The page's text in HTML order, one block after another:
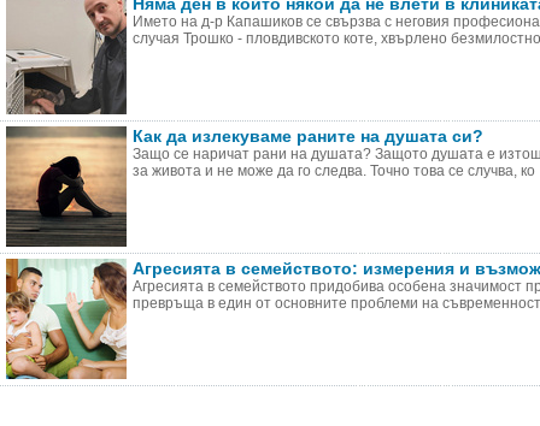
Името на д-р Капашиков се свързва с неговия
случая Трошко - пловдивското коте, хвърлено
Как да излекуваме раните на душата си?
Защо се наричат рани на душата? Защото душата е
за живота и не може да го следва. Точно това се случва, ко
Агресията в семейството: измерения и
Агресията в семейството придобива особена значимост
превръща в един от основните проблеми на